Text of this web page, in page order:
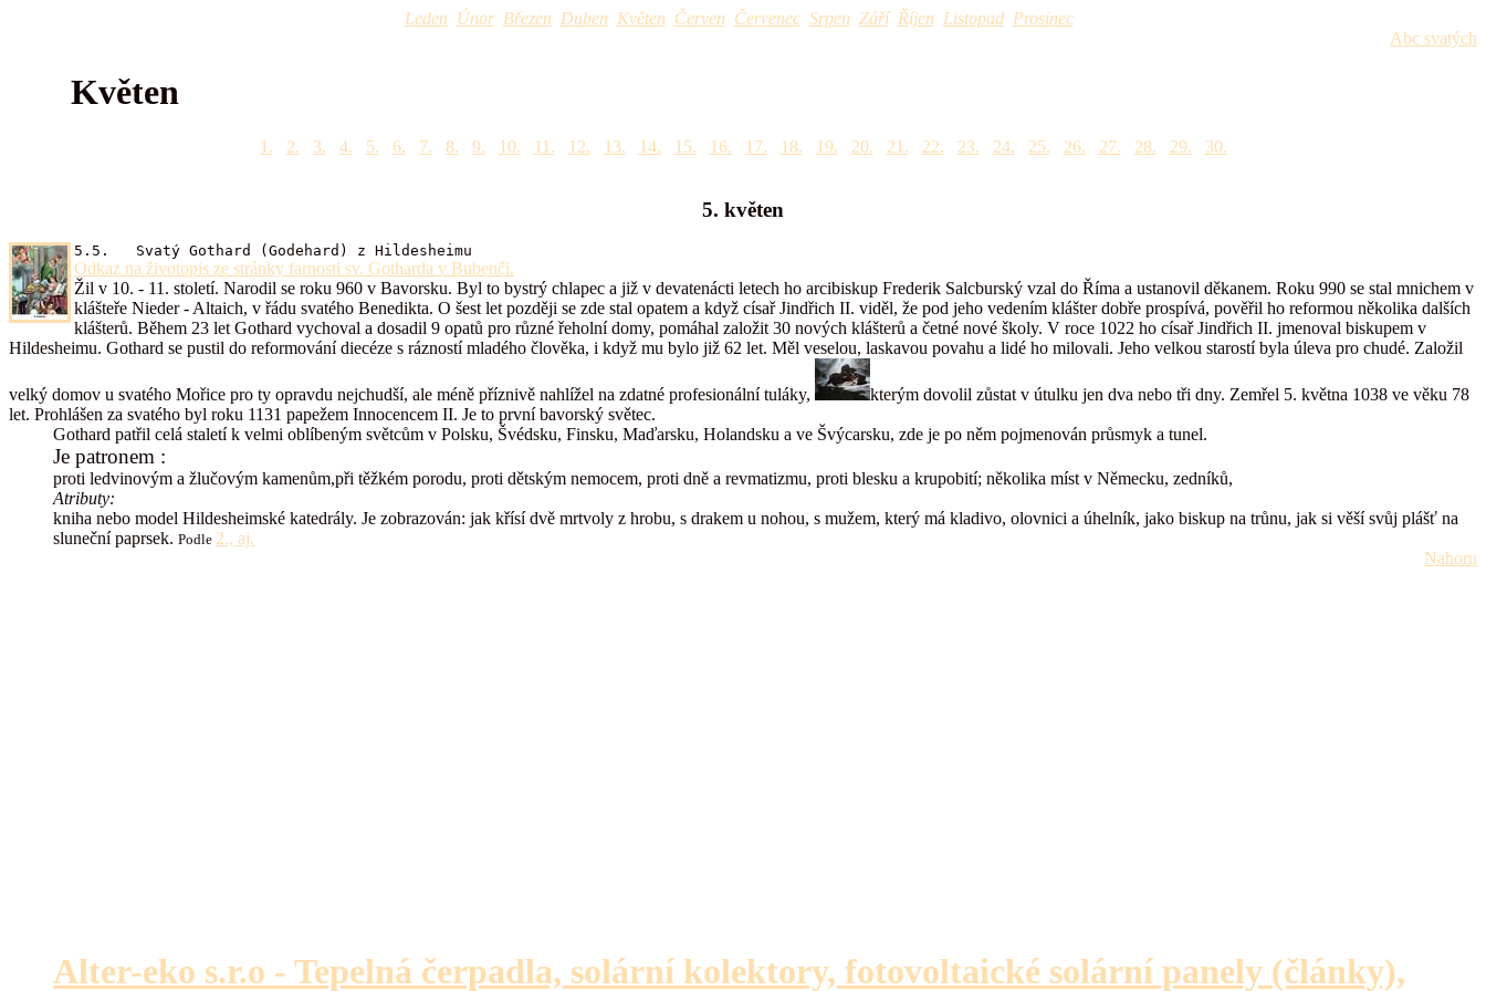
Leden Únor Březen Duben Květen Červen Červenec Srpen Září Říjen Listopad Prosinec
Abc svatých
Květen
1. 2. 3. 4. 5. 6. 7. 8. 9. 10. 11. 12. 13. 14. 15. 16. 17. 18. 19. 20. 21. 22. 23. 24. 25. 26. 27. 28. 29. 30.
5. květen
5.5. Svatý Gothard (Godehard) z Hildesheimu
Odkaz na životopis ze stránky farnosti sv. Gotharda v Bubenči.
Žil v 10. - 11. století. Narodil se roku 960 v Bavorsku. Byl to bystrý chlapec a již v devatenácti letech ho arcibiskup Frederik Salcburský vzal do Říma a ustanovil děkanem. Roku 990 se stal mnichem v
klášteře Nieder - Altaich, v řádu svatého Benedikta. O šest let později se zde stal opatem a když císař Jindřich II. viděl, že pod jeho vedením klášter dobře prospívá, pověřil ho reformou několika dalších
klášterů. Během 23 let Gothard vychoval a dosadil 9 opatů pro různé řeholní domy, pomáhal založit 30 nových klášterů a četné nové školy. V roce 1022 ho císař Jindřich II. jmenoval biskupem v
Hildesheimu. Gothard se pustil do reformování diecéze s rázností mladého člověka, i když mu bylo již 62 let. Měl veselou, laskavou povahu a lidé ho milovali. Jeho velkou starostí byla úleva pro chudé. Založil
velký domov u svatého Mořice pro ty opravdu nejchudší, ale méně příznivě nahlížel na zdatné profesionální tuláky,
kterým dovolil zůstat v útulku jen dva nebo tři dny. Zemřel 5. května 1038 ve věku 78
let. Prohlášen za svatého byl roku 1131 papežem Innocencem II. Je to první bavorský světec.
Gothard patřil celá staletí k velmi oblíbeným světcům v Polsku, Švédsku, Finsku, Maďarsku, Holandsku a ve Švýcarsku, zde je po něm pojmenován průsmyk a tunel.
Je patronem :
proti ledvinovým a žlučovým kamenům,při těžkém porodu, proti dětským nemocem, proti dně a revmatizmu, proti blesku a krupobití; několika míst v Německu, zedníků,
Atributy:
kniha nebo model Hildesheimské katedrály. Je zobrazován: jak křísí dvě mrtvoly z hrobu, s drakem u nohou, s mužem, který má kladivo, olovnici a úhelník, jako biskup na trůnu, jak si věší svůj plášť na
sluneční paprsek. Podle 2., aj.
Nahoru
Alter-eko s.r.o - Tepelná čerpadla, solární kolektory, fotovoltaické solární panely (články),